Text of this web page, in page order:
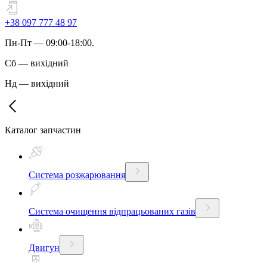
+38 097 777 48 97
Пн-Пт — 09:00-18:00.
Сб — вихідний
Нд — вихідний
Каталог запчастин
Система розжарювання
Система очищення відпрацьованих газів
Двигун